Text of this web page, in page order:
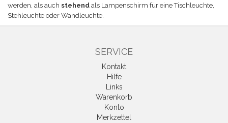
werden, als auch stehend als Lampenschirm für eine Tischleuchte,
Stehleuchte oder Wandleuchte.
SERVICE
Kontakt
Hilfe
Links
Warenkorb
Konto
Merkzettel